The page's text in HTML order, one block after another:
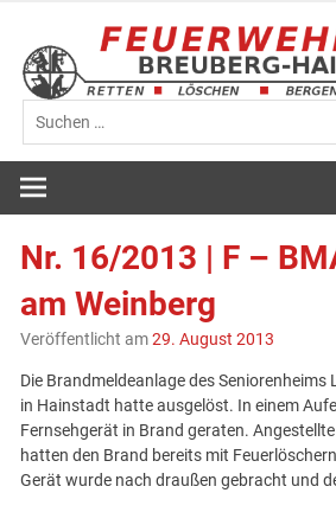
springen
Nr. 16/2013 | F –
am Weinberg
Veröffentlicht am29. August 2013
Die Brandmeldeanlage des Seniorenheims
in Hainstadt hatte ausgelöst. In einem
Fernsehgerät in Brand geraten.
hatten den Brand bereits mit
Gerät wurde nach draußen gebracht und